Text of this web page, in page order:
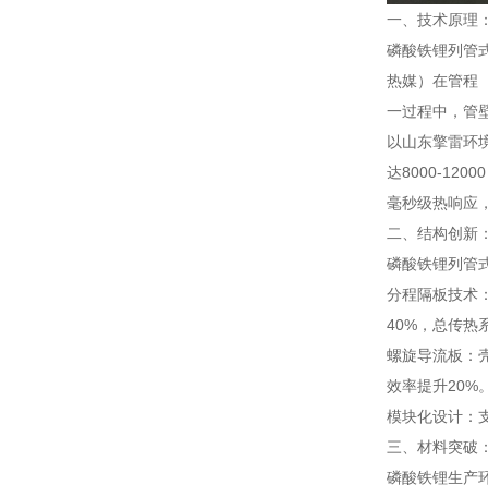
一、技术原理
磷酸铁锂列管
热媒）在管程
一过程中，管
以山东擎雷环
达8000-
毫秒级热响应
二、结构创新
磷酸铁锂列管
分程隔板技术
40%，总传热
螺旋导流板：
效率提升20%
模块化设计：
三、材料突破
磷酸铁锂生产